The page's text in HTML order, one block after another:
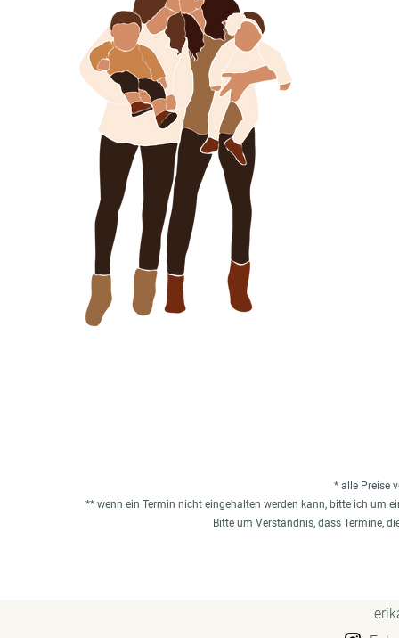
* alle Preise
** wenn ein Termin nicht eingehalten werden kann, bitte ich um
Bitte um Verständnis, dass Termine,